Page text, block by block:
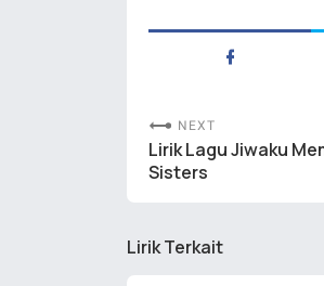
NEXT
Lirik Lagu Jiwaku
Sisters
Lirik Terkait